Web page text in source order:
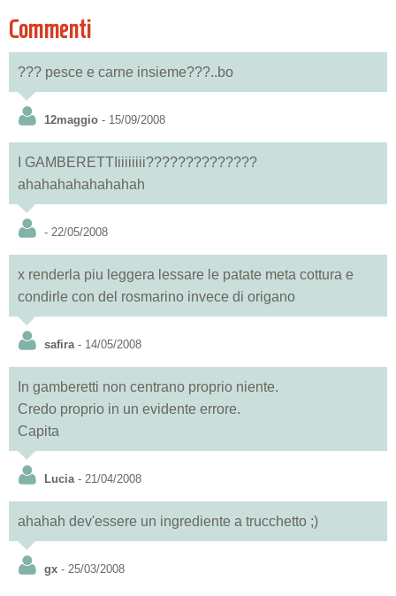
Commenti
??? pesce e carne insieme???..bo
12maggio - 15/09/2008
I GAMBERETTIiiiiiiii??????????????
ahahahahahahahah
- 22/05/2008
x renderla piu leggera lessare le patate meta cottura e
condirle con del rosmarino invece di origano
safira- 14/05/2008
In gamberetti non centrano proprio niente.
Credo proprio in un evidente errore.
Capita
Lucia- 21/04/2008
ahahah dev'essere un ingrediente a trucchetto ;)
gx - 25/03/2008